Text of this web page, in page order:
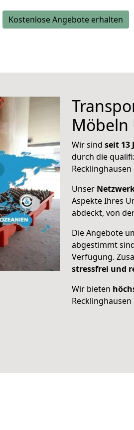
Kostenlose Angebote erhalten
Möbeln
Wir sind seit 13
durch die
Unser
Aspekte Ihres
abdeckt, von
Die Angebote
abgestimmt
Verfügung.
stressfrei und
Wir bieten